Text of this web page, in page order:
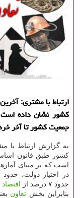
ارتباط با مشتری:
جمعیت كشور تا آخر خردادماه ۹۷ عضو
به گزارش ارتباط با
كشور طبق قانون
است كه بر مبنای
حدود ۷ درصد از
اقتصاد
بنابراین بخش تعاون